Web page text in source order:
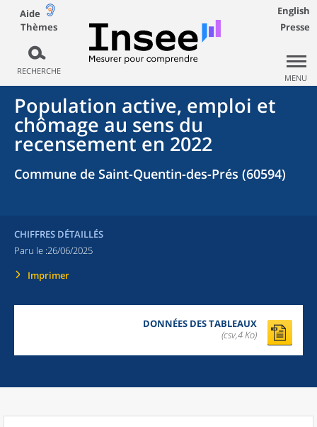
Aide
Thèmes
RECHERCHE
English
Presse
MENU
Population active, emploi et
chômage au sens du
recensement en 2022
Commune de Saint-Quentin-des-Prés (60594)
CHIFFRES DÉTAILLÉS
Paru le :26/06/2025
Imprimer
DONNÉES DES TABLEAUX
(csv,4 Ko)